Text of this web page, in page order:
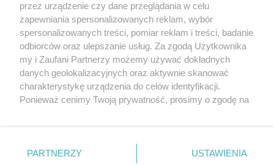
O FIRMIE POLITYKA PRYWATNOŚCI HOSTING
REKLAMA WSPÓŁPRACA RSS FACEBOOK KONTAKT
Nasze serwisy
Aktualności
Tcz24
Historia miasta
Muzyka i kultura
Archiwum wydarzeń
Zdjęcia miasta
przez urządzenie czy dane przeglądania w celu
zapewniania spersonalizowanych reklam, wybór
spersonalizowanych treści, pomiar reklam i treści, badanie
odbiorców oraz ulepszanie usług. Za zgodą Użytkownika
my i Zaufani Partnerzy możemy używać dokładnych
danych geolokalizacyjnych oraz aktywnie skanować
charakterystykę urządzenia do celów identyfikacji.
Ponieważ cenimy Twoją prywatność, prosimy o zgodę na
znajdujący się w lewym dolnym rogu strony
. Niektóre
PARTNERZY USTAWIENIA